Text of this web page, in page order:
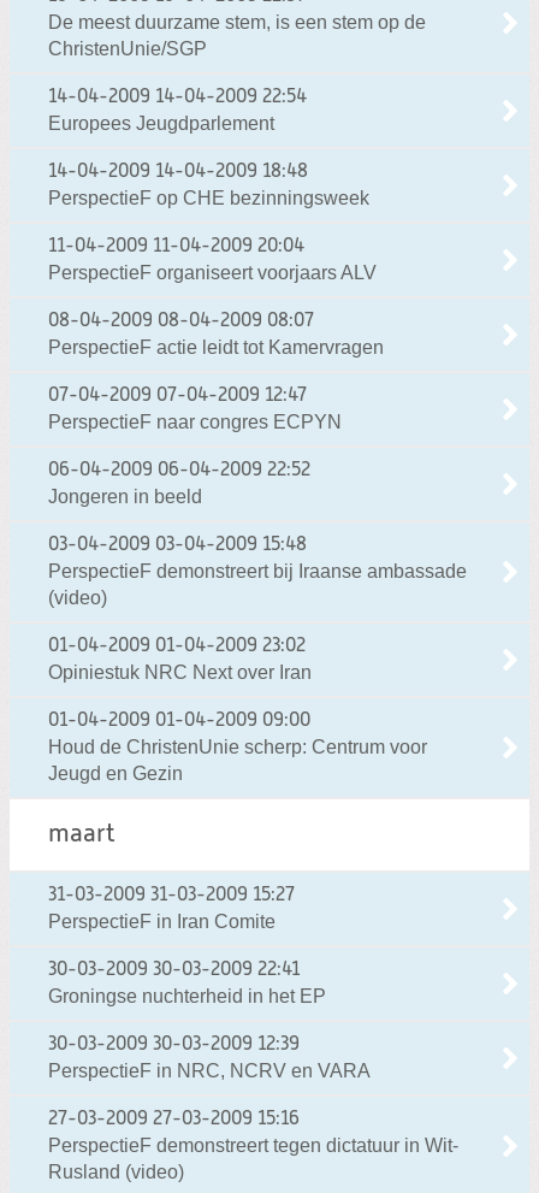
De meest duurzame stem, is een stem op de
ChristenUnie/SGP
14-04-2009 14-04-2009 22:54
Europees Jeugdparlement
14-04-2009 14-04-2009 18:48
PerspectieF op CHE bezinningsweek
11-04-2009 11-04-2009 20:04
PerspectieF organiseert voorjaars ALV
08-04-2009 08-04-2009 08:07
PerspectieF actie leidt tot Kamervragen
07-04-2009 07-04-2009 12:47
PerspectieF naar congres ECPYN
06-04-2009 06-04-2009 22:52
Jongeren in beeld
03-04-2009 03-04-2009 15:48
PerspectieF demonstreert bij Iraanse ambassade
(video)
01-04-2009 01-04-2009 23:02
Opiniestuk NRC Next over Iran
01-04-2009 01-04-2009 09:00
Houd de ChristenUnie scherp: Centrum voor
Jeugd en Gezin
maart
31-03-2009 31-03-2009 15:27
PerspectieF in Iran Comite
30-03-2009 30-03-2009 22:41
Groningse nuchterheid in het EP
30-03-2009 30-03-2009 12:39
PerspectieF in NRC, NCRV en VARA
27-03-2009 27-03-2009 15:16
PerspectieF demonstreert tegen dictatuur in Wit-
Rusland (video)